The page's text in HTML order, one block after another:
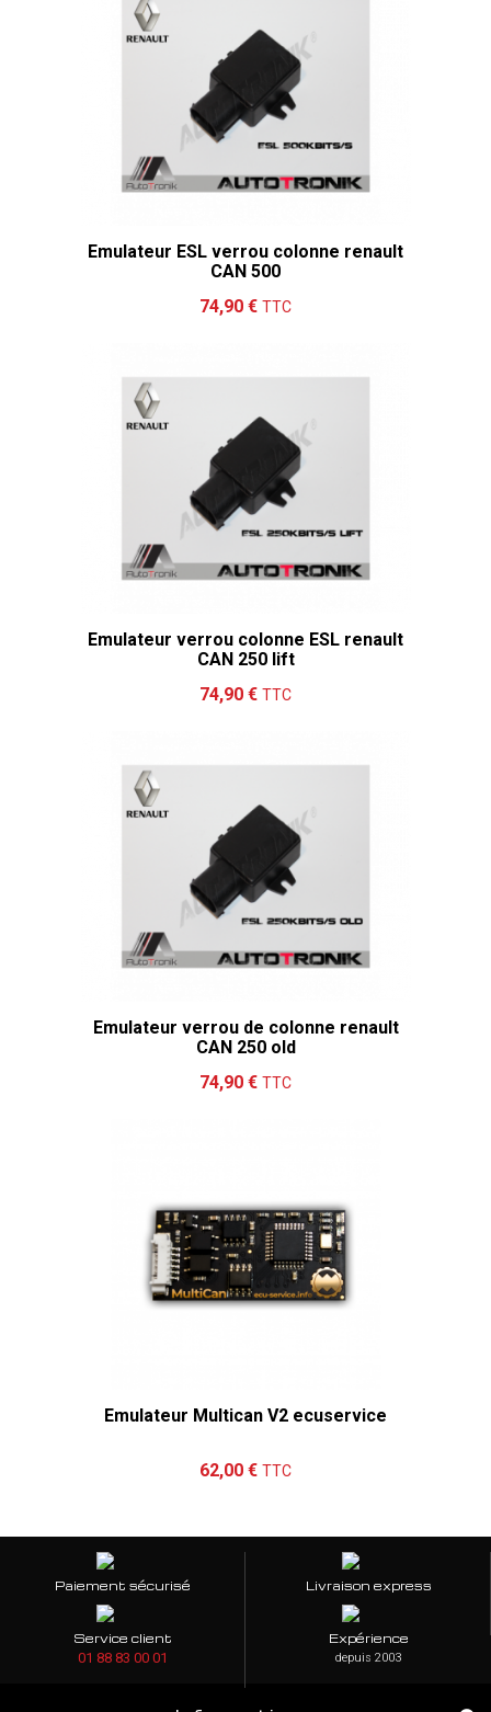
Emulateur ESL verrou colonne renault
CAN 500
74,90 € TTC
Emulateur verrou colonne ESL renault
CAN 250 lift
74,90 € TTC
Emulateur verrou de colonne renault
CAN 250 old
74,90 € TTC
Emulateur Multican V2 ecuservice
62,00 € TTC
Paiement sécurisé Livraison express
Service client
01 88 83 00 01
Expérience
depuis 2003